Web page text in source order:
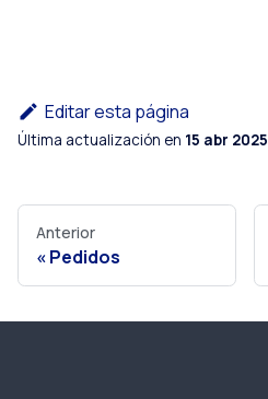
Editar esta página
Última actualización en 15 abr 2025
Anterior
Pedidos